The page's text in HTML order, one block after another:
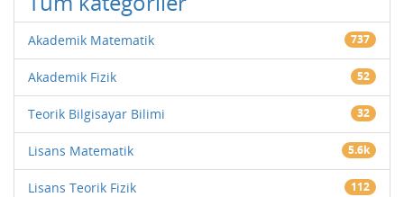
Akademik Matematik 737
Akademik Fizik 52
Teorik Bilgisayar Bilimi 32
Lisans Matematik 5.6k
Lisans Teorik Fizik 112